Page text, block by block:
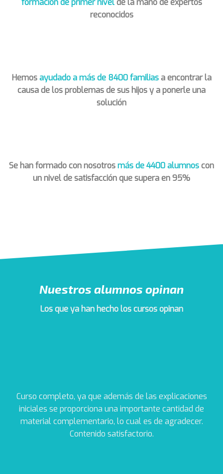
formación de primer nivelde la mano de expertos
reconocidos
Hemosayudado a más de 8400 familiasa encontrar la
causa de los problemas de sus hijos y a ponerle una
solución
Se han formado con nosotrosmás de 4400 alumnoscon
un nivel de satisfacción que supera en 95%
Nuestros alumnos opinan
Los que ya han hecho los cursos opinan
Curso completo, ya que además de las explicaciones
iniciales se proporciona una importante cantidad de
material complementario, lo cual es de agradecer.
Contenido satisfactorio.